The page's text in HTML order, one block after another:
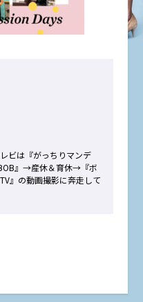
ビは『がっちりマンデ
』→産休＆育休→『ボ
』の動画撮影に奔走して